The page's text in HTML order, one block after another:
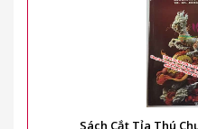
Sách Cắt Tỉa Thú